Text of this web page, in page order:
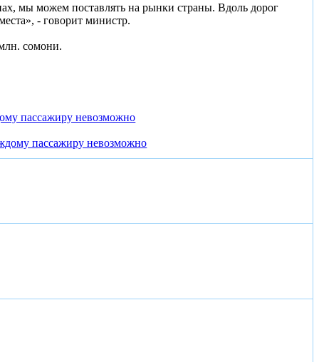
мы можем поставлять на рынки страны. Вдоль дорог
- говорит министр.
сомони.
пассажиру невозможно